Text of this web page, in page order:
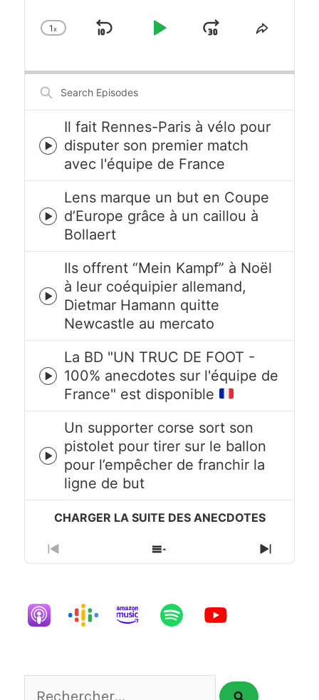
Change
1x
Skip
Play
JumpShare
Search
Episodes
Episode
play
icon
Il fait Rennes-Paris à vélo pour
disputer son premier match
avec l'équipe de France
Episode
play
icon
Lens marque un but en Coupe
d’Europe grâce à un caillou à
Bollaert
Episode
play
icon
Ils offrent “Mein Kampf” à Noël
à leur coéquipier allemand,
Dietmar Hamann quitte
Newcastle au mercato
Episode
play
icon
La BD "UN TRUC DE FOOT -
100% anecdotes sur l'équipe de
France" est disponible
Episode
play
icon
Un supporter corse sort son
pistolet pour tirer sur le ballon
pour l’empêcher de franchir la
ligne de but
Previous
Episode
Show
Episodes
Next
Episode
Rechercher...